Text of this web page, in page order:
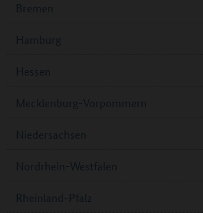
Bremen
Hamburg
Hessen
Mecklenburg-Vorpommern
Niedersachsen
Nordrhein-Westfalen
Rheinland-Pfalz